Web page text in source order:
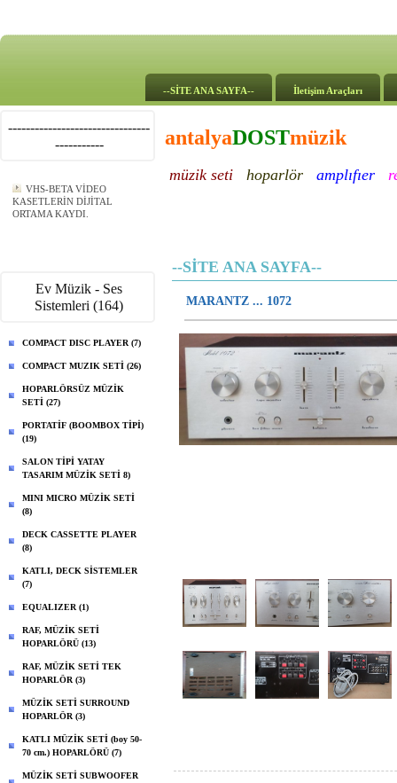
--SİTE ANA SAYFA-- İletişim Araçları
--------------------------------
-----------
VHS-BETA VİDEO
KASETLERİN DİJİTAL
ORTAMA KAYDI.
Ev Müzik - Ses
Sistemleri (164)
COMPACT DISC PLAYER (7)
COMPACT MUZIK SETİ (26)
HOPARLÖRSÜZ MÜZİK
SETİ (27)
PORTATİF (BOOMBOX TİPİ)
(19)
SALON TİPİ YATAY
TASARIM MÜZİK SETİ 8)
MINI MICRO MÜZİK SETİ
(8)
DECK CASSETTE PLAYER
(8)
KATLI, DECK SİSTEMLER
(7)
EQUALIZER (1)
RAF, MÜZİK SETİ
HOPARLÖRÜ (13)
RAF, MÜZİK SETİ TEK
HOPARLÖR (3)
MÜZİK SETİ SURROUND
HOPARLÖR (3)
KATLI MÜZİK SETİ (boy 50-
70 cm.) HOPARLÖRÜ (7)
MÜZİK SETİ SUBWOOFER
antalyaDOSTmüzik
müzik seti hoparlör amplıfıer
--SİTE ANA SAYFA--
MARANTZ ... 1072